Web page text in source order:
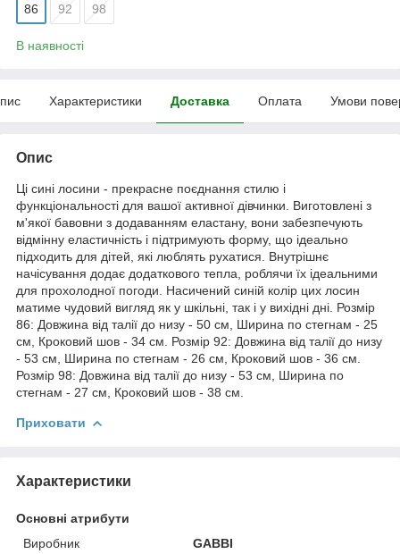
86 92 98
В наявності
Характеристики Доставка Оплата Умови
Опис
Ці сині лосини - прекрасне поєднання стилю і
функціональності для вашої активної дівчинки. Виготовлені з
м'якої бавовни з додаванням еластану, вони забезпечують
відмінну еластичність і підтримують форму, що ідеально
підходить для дітей, які люблять рухатися. Внутрішнє
начісування додає додаткового тепла, роблячи їх ідеальними
для прохолодної погоди. Насичений синій колір цих лосин
матиме чудовий вигляд як у шкільні, так і у вихідні дні. Розмір
86: Довжина від талії до низу - 50 см, Ширина по стегнам - 25
см, Кроковий шов - 34 см. Розмір 92: Довжина від талії до низу
- 53 см, Ширина по стегнам - 26 см, Кроковий шов - 36 см.
Розмір 98: Довжина від талії до низу - 53 см, Ширина по
стегнам - 27 см, Кроковий шов - 38 см.
Приховати
Характеристики
Основні атрибути
Виробник
GABBI